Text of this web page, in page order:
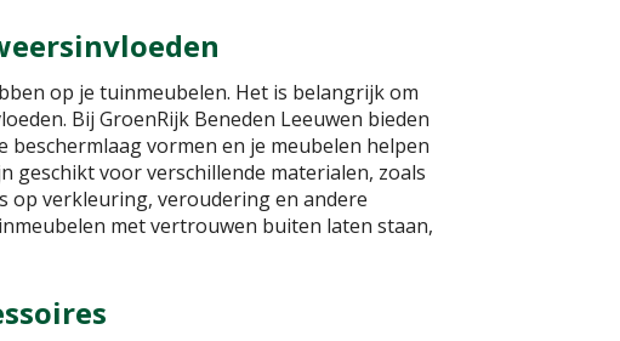
op je tuinmeubelen. Het is belangrijk om
Bij GroenRijk Beneden Leeuwen bieden
vormen en je meubelen helpen
geschikt voor verschillende materialen, zoals
op verkleuring, veroudering en andere
met vertrouwen buiten laten staan,